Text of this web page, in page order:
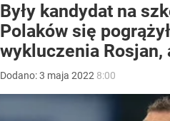
Były kandydat na
Polaków się
wykluczenia
Dodano:3 maja 2022 8:00